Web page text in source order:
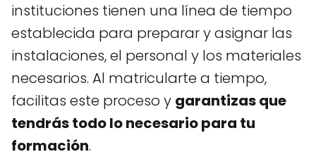
instituciones tienen una línea de tiempo
establecida para preparar y asignar las
instalaciones, el personal y los materiales
necesarios. Al matricularte a tiempo,
facilitas este proceso y garantizas que
tendrás todo lo necesario para tu
formación.